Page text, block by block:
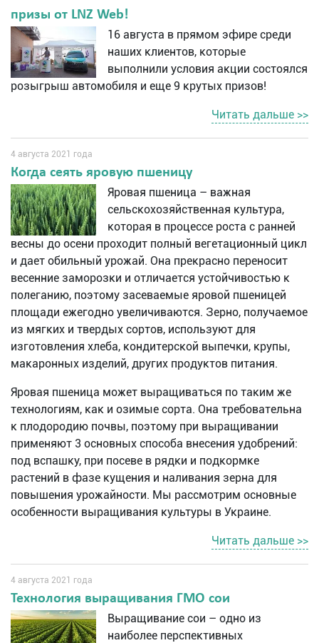
призы от LNZ Web!
16 августа в прямом эфире среди
наших клиентов, которые
выполнили условия акции состоялся
розыгрыш автомобиля и еще 9 крутых призов!
Читать дальше >>
4 августа 2021 года
Когда сеять яровую пшеницу
Яровая пшеница – важная
сельскохозяйственная культура,
которая в процессе роста с ранней
весны до осени проходит полный вегетационный цикл
и дает обильный урожай. Она прекрасно переносит
весенние заморозки и отличается устойчивостью к
полеганию, поэтому засеваемые яровой пшеницей
площади ежегодно увеличиваются. Зерно, получаемое
из мягких и твердых сортов, используют для
изготовления хлеба, кондитерской выпечки, крупы,
макаронных изделий, других продуктов питания.
Яровая пшеница может выращиваться по таким же
технологиям, как и озимые сорта. Она требовательна
к плодородию почвы, поэтому при выращивании
применяют 3 основных способа внесения удобрений:
под вспашку, при посеве в рядки и подкормке
растений в фазе кущения и наливания зерна для
повышения урожайности. Мы рассмотрим основные
особенности выращивания культуры в Украине.
Читать дальше >>
4 августа 2021 года
Технология выращивания ГМО сои
Выращивание сои – одно из
наиболее перспективных